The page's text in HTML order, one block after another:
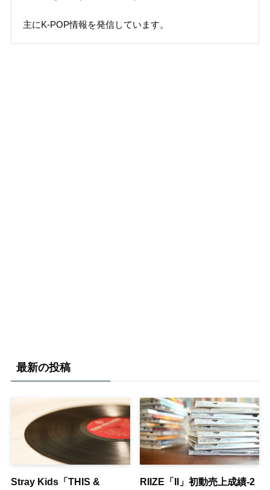
主にK-POP情報を発信しています。
最新の投稿
Stray Kids「THIS &
RIIZE「II」初動売上成績-2